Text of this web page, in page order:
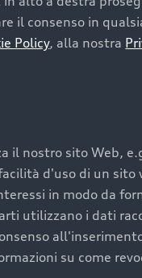
data di
Scopri i cinque
secondo le tabelle
il consenso in
Policy, alla nostra
il nostro sito Web,
d'uso di un sito
in modo da
utilizzano i dati
su come